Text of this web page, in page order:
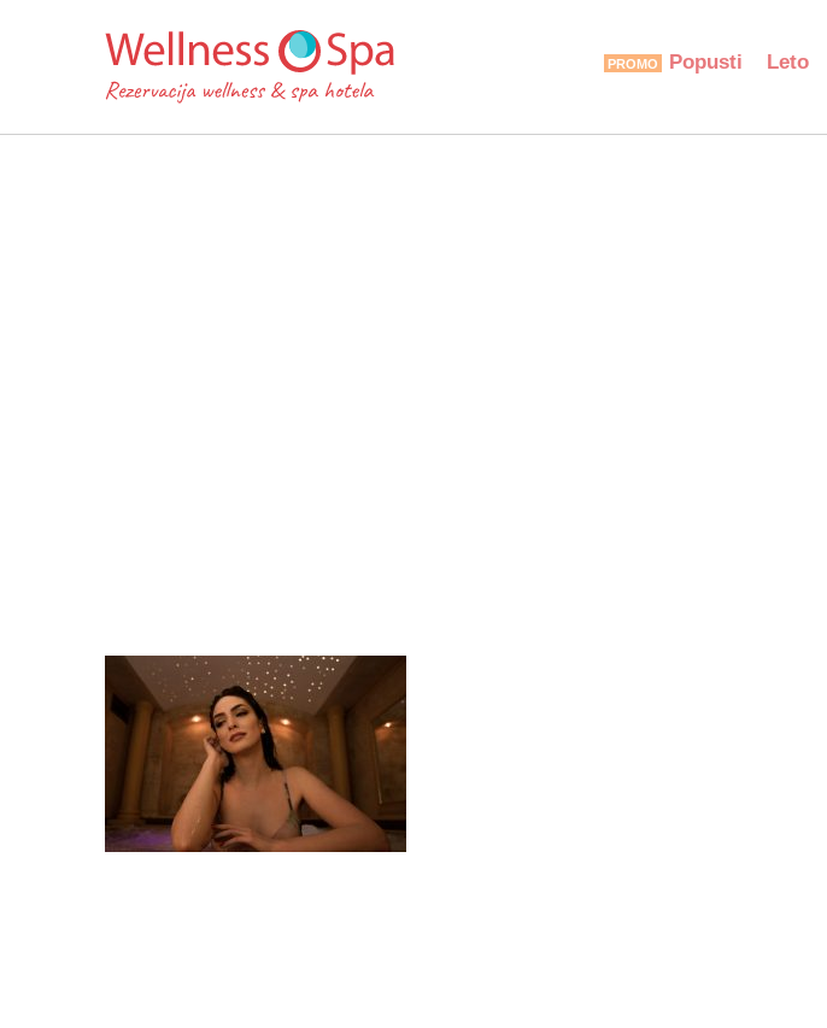
Popusti Leto